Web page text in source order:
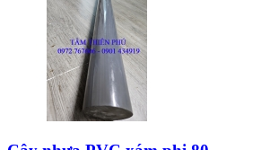
CAO SU TẤM 1LY - CAO SU
TẤM CAO SU LÓT SÀN 1LY
Giá:Liên hệ